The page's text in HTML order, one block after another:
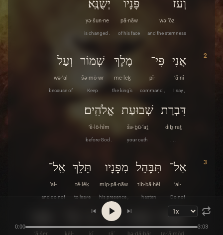
וְעֹז
wə·‘ōz
and the sternness
פָּנָיו
pā·nāw
of his face
יְשֻׁנֶּֽא׃
yə·šun·ne
is changed .
2 אֲנִי
’ă·nî
I say ,
פִּי־
pî-
command ,
מֶלֶךְ
me·leḵ
the king’s
שְׁמוֹר
šə·mō·wr
Keep
וְעַל
wə·‘al
because of
דִּבְרַת
diḇ·raṯ
. . .
שְׁבוּעַת
šə·ḇū·‘aṯ
your oath
אֱלֹהִֽים׃
’ĕ·lō·hîm
before God .
3 אַל־
’al-
Do not
תִּבָּהֵל
tib·bā·hêl
hasten
מִפָּנָיו
mip·pā·nāw
his presence ,
תֵּלֵךְ
tê·lêḵ
to leave
אַֽל־
’al-
and do not
תַּעֲמֹד בְּדָבָר רָע כִּי
0:00 3:03